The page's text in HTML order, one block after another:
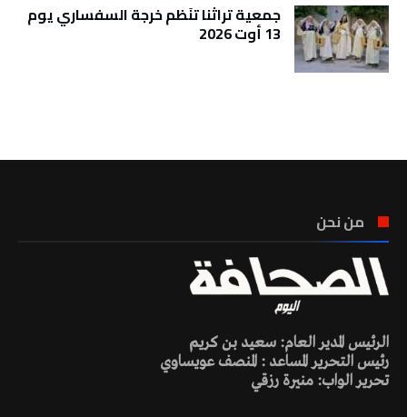
جمعية تراثنا تنَظم خرجة السفساري يوم
13 أوت 2026
من نحن
الرئيس المدير العام: سعيد بن كريم
رئيس التحرير المساعد : المنصف عويساوي
تحرير الواب: منيرة رزقي